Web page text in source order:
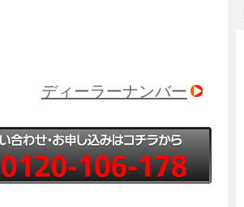
ディーラーナンバー